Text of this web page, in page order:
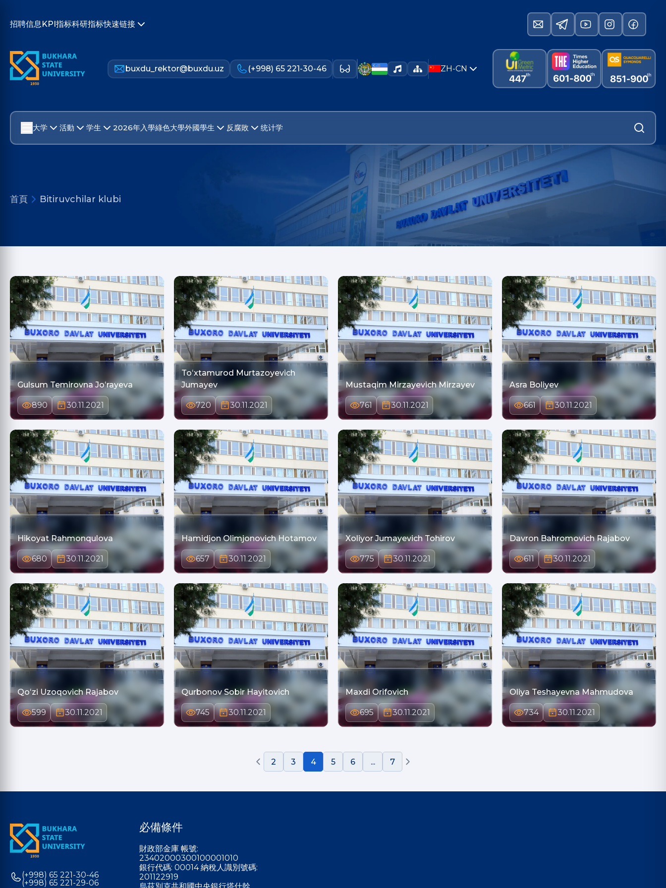
招聘信息KPI指标科研指标快速链接
buxdu_rektor@buxdu.uz (+998) 65 221-30-46 ZH-CN
大学 活動 学生 2026年入學綠色大學外國學生 反腐敗 统计学
首頁 Bitiruvchilar klubi
Gulsum Temirovna Joʻrayeva
890 30.11.2021
Toʻxtamurod Murtazoyevich
Jumayev
720 30.11.2021
Mustaqim Mirzayevich Mirzayev
761 30.11.2021
Asra Boliyev
661 30.11.2021
Hikoyat Rahmonqulova
680 30.11.2021
Hamidjon Olimjonovich Hotamov
657 30.11.2021
Xoliyor Jumayevich Tohirov
775 30.11.2021
Davron Bahromovich Rajabov
611 30.11.2021
Qoʻzi Uzoqovich Rajabov
599 30.11.2021
Qurbonov Sobir Hayitovich
745 30.11.2021
Maxdi Orifovich
695 30.11.2021
Oliya Teshayevna Mahmudova
734 30.11.2021
2 3 4 5 6 ... 7
(+998) 65 221-30-46
(+998) 65 221-29-06
必備條件
財政部金庫 帳號:
23402000300100001010
銀行代碼: 00014 納稅人識別號碼:
201122919